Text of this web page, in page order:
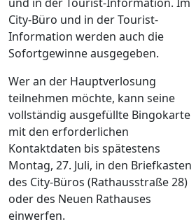
City-Büro und in der Tourist-
Information werden auch die
Sofortgewinne ausgegeben.
Wer an der Hauptverlosung
teilnehmen möchte, kann seine
vollständig ausgefüllte Bingokarte
mit den erforderlichen
Kontaktdaten bis spätestens
Montag, 27. Juli, in den Briefkasten
des City-Büros (Rathausstraße 28)
oder des Neuen Rathauses
einwerfen.